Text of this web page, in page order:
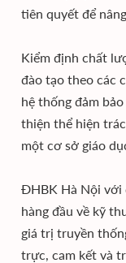
tiên quyết để
Kiểm định chất
đào tạo theo các
hệ thống đảm
thiện thể hiện
một cơ sở giáo
ĐHBK Hà Nội với
hàng đầu về kỹ
giá trị truyền
trực, cam kết và